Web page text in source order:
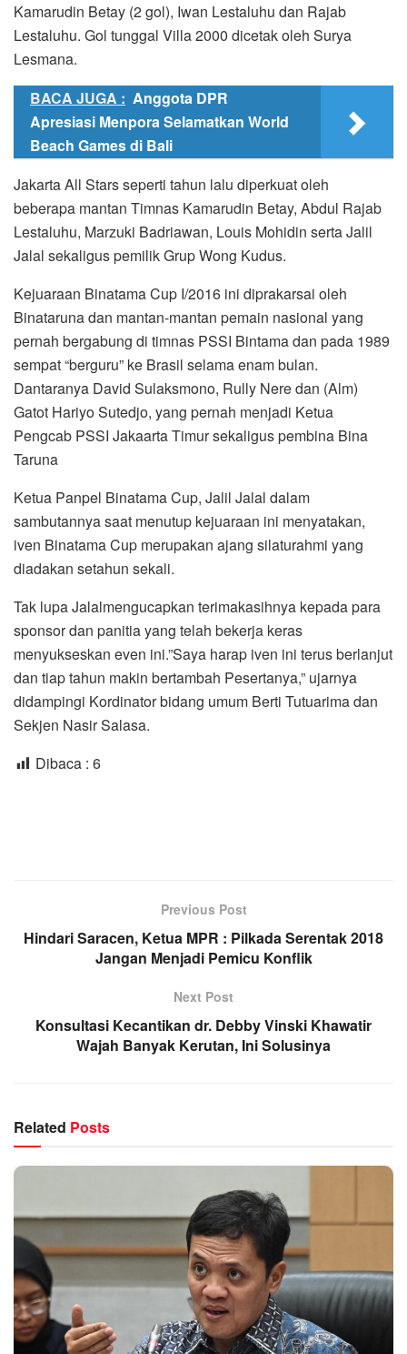
Kamarudin Betay (2 gol), Iwan Lestaluhu dan Rajab
Lestaluhu. Gol tunggal Villa 2000 dicetak oleh Surya
Lesmana.
BACA JUGA : Anggota DPR
Apresiasi Menpora Selamatkan World
Beach Games di Bali
Jakarta All Stars seperti tahun lalu diperkuat oleh
beberapa mantan Timnas Kamarudin Betay, Abdul Rajab
Lestaluhu, Marzuki Badriawan, Louis Mohidin serta Jalil
Jalal sekaligus pemilik Grup Wong Kudus.
Kejuaraan Binatama Cup I/2016 ini diprakarsai oleh
Binataruna dan mantan-mantan pemain nasional yang
pernah bergabung di timnas PSSI Bintama dan pada 1989
sempat “berguru” ke Brasil selama enam bulan.
Dantaranya David Sulaksmono, Rully Nere dan (Alm)
Gatot Hariyo Sutedjo, yang pernah menjadi Ketua
Pengcab PSSI Jakaarta Timur sekaligus pembina Bina
Taruna
Ketua Panpel Binatama Cup, Jalil Jalal dalam
sambutannya saat menutup kejuaraan ini menyatakan,
iven Binatama Cup merupakan ajang silaturahmi yang
diadakan setahun sekali.
Tak lupa Jalalmengucapkan terimakasihnya kepada para
sponsor dan panitia yang telah bekerja keras
menyukseskan even ini.”Saya harap iven ini terus berlanjut
dan tiap tahun makin bertambah Pesertanya,” ujarnya
didampingi Kordinator bidang umum Berti Tutuarima dan
Sekjen Nasir Salasa.
Dibaca : 6
Previous Post
Hindari Saracen, Ketua MPR : Pilkada Serentak 2018
Jangan Menjadi Pemicu Konflik
Next Post
Konsultasi Kecantikan dr. Debby Vinski Khawatir
Wajah Banyak Kerutan, Ini Solusinya
Related Posts